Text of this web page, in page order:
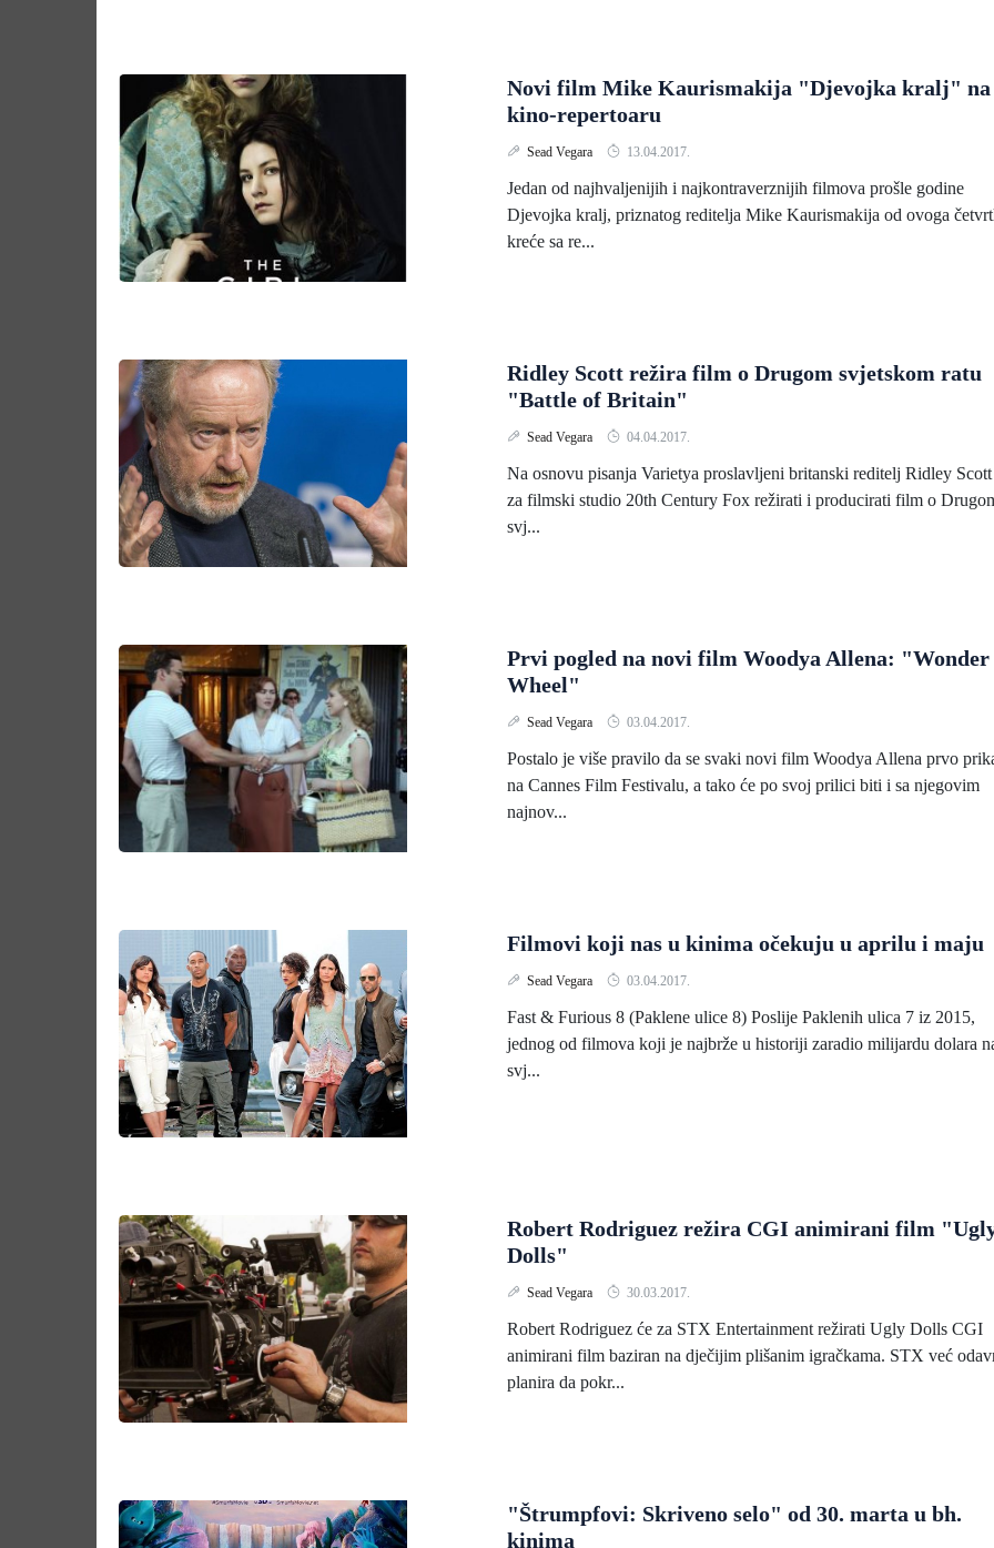
Novi film Mike Kaurismakija "Djevojka kralj" na
kino-repertoaru
Sead Vegara 13.04.2017.
Jedan od najhvaljenijih i najkontraverznijih filmova prošle godine
Djevojka kralj, priznatog reditelja Mike Kaurismakija od ovoga
kreće sa re...
Ridley Scott režira film o Drugom svjetskom ratu
"Battle of Britain"
Sead Vegara 04.04.2017.
Na osnovu pisanja Varietya proslavljeni britanski reditelj Ridley Scott
za filmski studio 20th Century Fox režirati i producirati film o
svj...
Prvi pogled na novi film Woodya Allena: "Wonder
Wheel"
Sead Vegara 03.04.2017.
Postalo je više pravilo da se svaki novi film Woodya Allena prvo
na Cannes Film Festivalu, a tako će po svoj prilici biti i sa njegovim
najnov...
Filmovi koji nas u kinima očekuju u aprilu i maju
Sead Vegara 03.04.2017.
Fast & Furious 8 (Paklene ulice 8) Poslije Paklenih ulica 7 iz 2015,
jednog od filmova koji je najbrže u historiji zaradio milijardu dolara
svj...
Robert Rodriguez režira CGI animirani film
Dolls"
Sead Vegara 30.03.2017.
Robert Rodriguez će za STX Entertainment režirati Ugly Dolls CGI
animirani film baziran na dječijim plišanim igračkama. STX već
planira da pokr...
"Štrumpfovi: Skriveno selo" od 30. marta u bh.
kinima